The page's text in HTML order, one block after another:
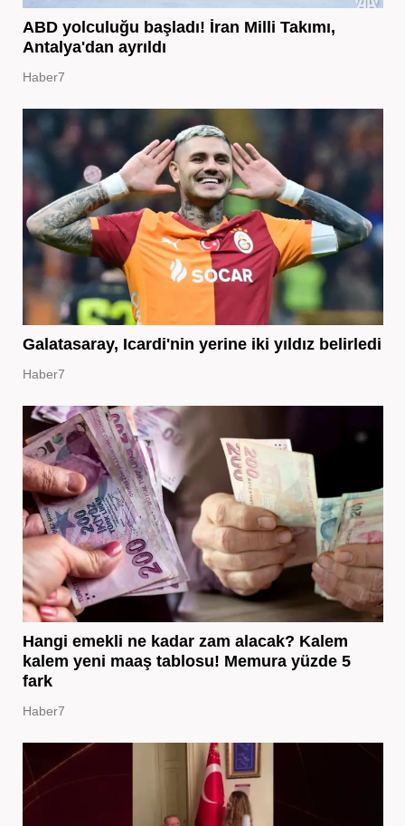
ABD yolculuğu başladı! İran Milli Takımı,
Antalya'dan ayrıldı
Haber7
Galatasaray, Icardi'nin yerine iki yıldız belirledi
Haber7
Hangi emekli ne kadar zam alacak? Kalem
kalem yeni maaş tablosu! Memura yüzde 5
fark
Haber7